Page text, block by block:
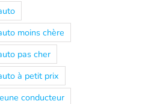
moins chère
pas cher
à petit prix
conducteur